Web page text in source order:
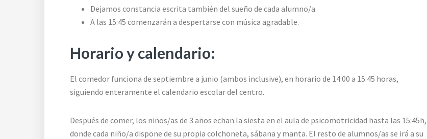
Dejamos constancia escrita también del sueño de cada alumno/a.
A las 15:45 comenzarán a despertarse con música agradable.
Horario y calendario:
El comedor funciona de septiembre a junio (ambos inclusive), en horario de 14:00 a 15:45 horas,
siguiendo enteramente el calendario escolar del centro.
Después de comer, los niños/as de 3 años echan la siesta en el aula de psicomotricidad hasta las 15:45h,
donde cada niño/a dispone de su propia colchoneta, sábana y manta. El resto de alumnos/as se irá a su